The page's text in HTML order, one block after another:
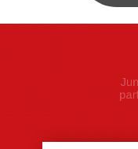
parte